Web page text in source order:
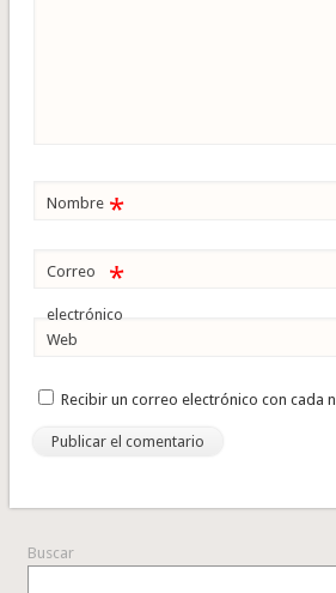
Nombre *
Correo
electrónico
*
Web
Recibir un correo electrónico con cada
Buscar